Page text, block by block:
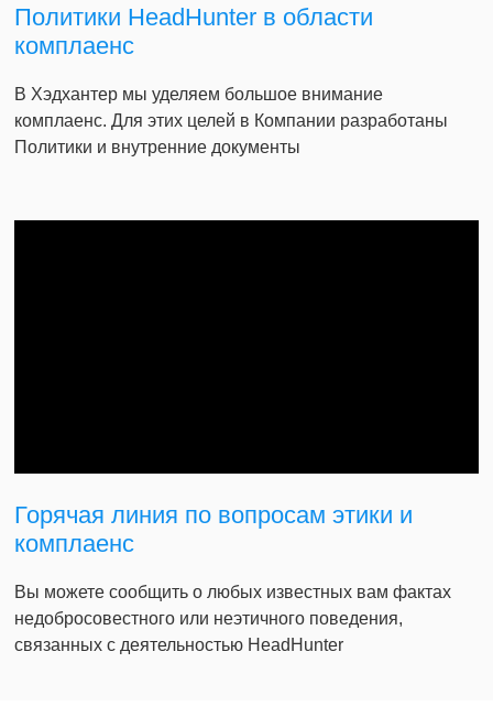
Политики HeadHunter в области
комплаенс
В Хэдхантер мы уделяем большое внимание
комплаенс. Для этих целей в Компании разработаны
Политики и внутренние документы
Горячая линия по вопросам этики и
комплаенс
Вы можете сообщить о любых известных вам фактах
недобросовестного или неэтичного поведения,
связанных с деятельностью HeadHunter